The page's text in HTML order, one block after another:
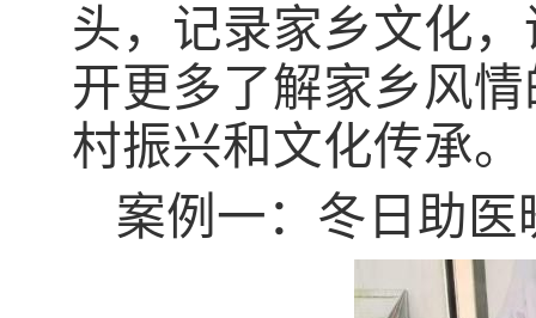
头，记录家乡文化
开更多了解家乡风
村振兴和文化传承。
案例一：冬日助